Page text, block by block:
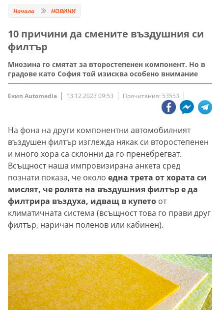
Начало НОВИНИ
10 причини да смените въздушния си
филтър
Мнозина го смятат за второстепенен компонент. Но в
градове като София той изисква особено внимание
Екип Automedia 13.12.2023 09:53 Прочитания: 53553
На фона на други компонентни автомобилният
въздушен филтър изглежда някак си второстепенен
и много хора са склонни да го пренебрегват.
Всъщност наша импровизирана анкета сред
познати показа, че около една трета от хората си
мислят, че ролята на въздушния филтър е да
филтрира въздуха, идващ в купето от
климатичната система (всъщност това го прави друг
филтър, наричан поленов или кабинен).